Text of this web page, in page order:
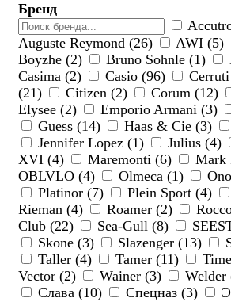
Бренд
Auguste Reymond (26)
AWI (5)
Boyzhe (2)
Bruno Sohnle (1)
Casima (2)
Casio (96)
(21)
Citizen (2) Corum (12)
Elysee (2)
Emporio Armani (3)
Guess (14)
Haas & Cie (3)
Jennifer Lopez (1)
Julius (4)
XVI (4)
Maremonti (6) Mark
OBLVLO (4)
Olmeca (1)
Platinor (7)
Plein Sport (4)
Rieman (4)
Roamer (2)
Club (22)
Sea-Gull (8)
Skone (3)
Slazenger (13)
Taller (4)
Tamer (11)
Vector (2)
Wainer (3) Welder
Слава (10)
Спецназ (3)